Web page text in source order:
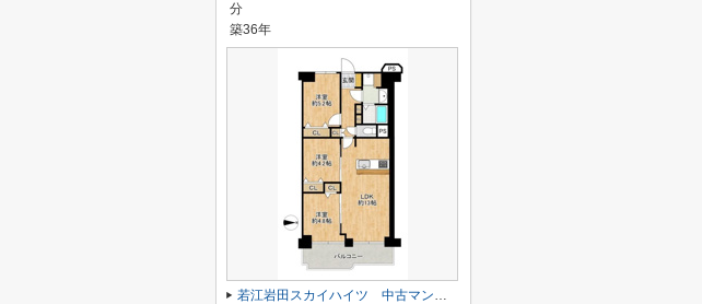
分
築36年
若江岩田スカイハイツ 中古マンション